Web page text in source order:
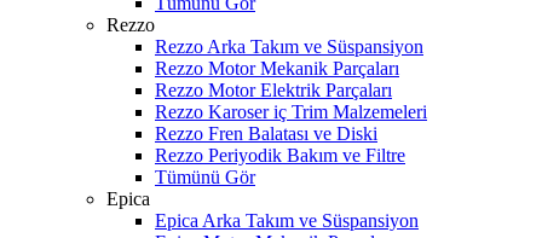
Rezzo
Rezzo Arka Takım ve Süspansiyon
Rezzo Motor Mekanik Parçaları
Rezzo Motor Elektrik Parçaları
Rezzo Karoser iç Trim Malzemeleri
Rezzo Fren Balatası ve Diski
Rezzo Periyodik Bakım ve Filtre
Tümünü Gör
Epica
Epica Arka Takım ve Süspansiyon